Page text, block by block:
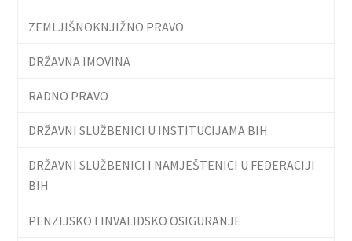
ZEMLJIŠNOKNJIŽNO PRAVO
DRŽAVNA IMOVINA
RADNO PRAVO
DRŽAVNI SLUŽBENICI U INSTITUCIJAMA BIH
DRŽAVNI SLUŽBENICI I NAMJEŠTENICI U FEDERACIJI
BIH
PENZIJSKO I INVALIDSKO OSIGURANJE